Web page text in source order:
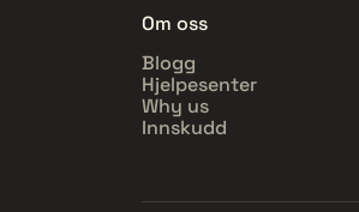
Om oss
Blogg
Hjelpesenter
Why us
Innskudd